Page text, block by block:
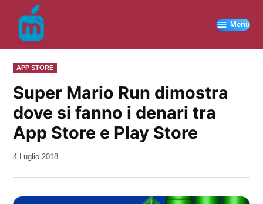
contenuto
Menu
PUBBLICATO
IN
APP STORE
Super Mario Run dimostra
dove si fanno i denari tra
App Store e Play Store
da
4 Luglio 2018